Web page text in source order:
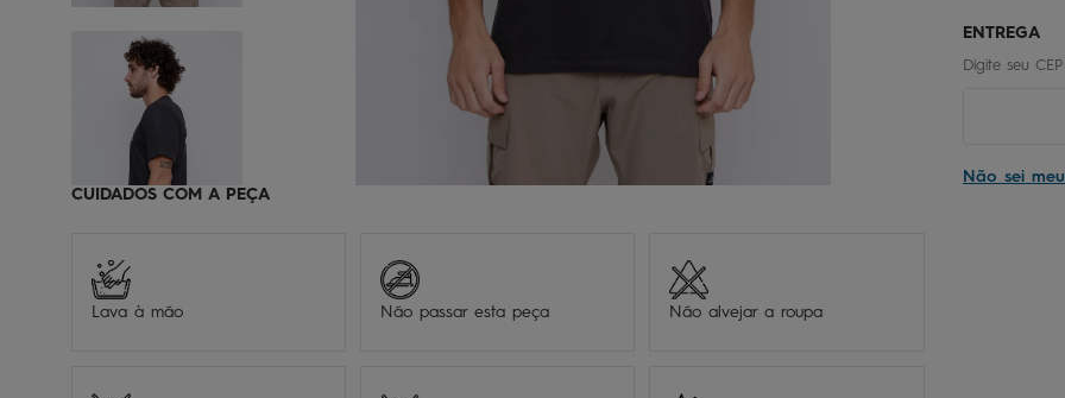
CUIDADOS COM A PEÇA
Lava à mão Não passar esta peça Não alvejar a roupa
Não sei